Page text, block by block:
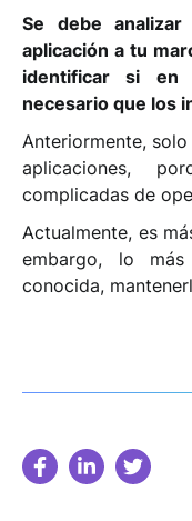
Se debe
aplicación a tu
identificar si en
necesario que los
Anteriormente,
aplicaciones,
complicadas de
Actualmente, es
embargo, lo
conocida,